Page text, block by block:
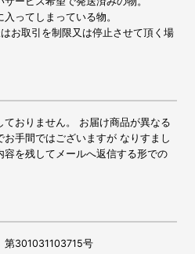
ってしまっている物。
お取引を制限又は停止させて頂く場
おりません。 お届け商品が異なる
手間ではございますが なりすまし
を残してメールへ返信する形での
301031103715号